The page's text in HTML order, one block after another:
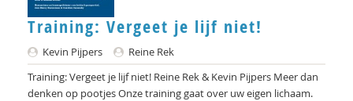
Dr. Gaby Jacobs
Bert Garssen
Marjorieke Glaudemans
Training: Vergeet je lijf niet!
Kevin Pijpers
Reine Rek
Training: Vergeet je lijf niet! Reine Rek & Kevin Pijpers Meer dan
denken op pootjes Onze training gaat over uw eigen lichaam.